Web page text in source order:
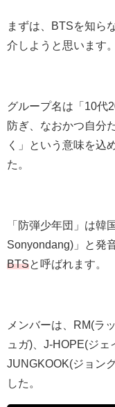
まずは、BTSを知ら
介しようと思います。
グループ名は「10代
防ぎ、なおかつ自分
く」という意味を込
た。
「防弾少年団」は韓
Sonyondang)」と発
BTSと呼ばれます。
メンバーは、RM(ラ
ュガ)、J-HOPE(ジェ
JUNGKOOK(ジョン
した。